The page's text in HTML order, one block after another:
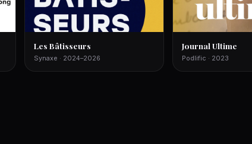
Les Bâtisseurs
Synaxe · 2024–2026
Journal Ultime
Podlific · 2023